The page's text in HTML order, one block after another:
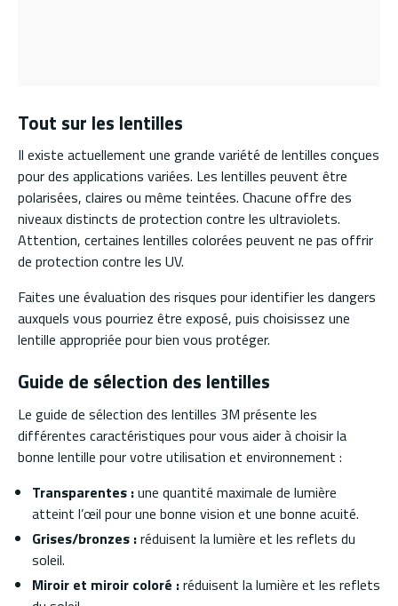
Tout sur les lentilles
Il existe actuellement une grande variété de lentilles conçues
pour des applications variées. Les lentilles peuvent être
polarisées, claires ou même teintées. Chacune offre des
niveaux distincts de protection contre les ultraviolets.
Attention, certaines lentilles colorées peuvent ne pas offrir
de protection contre les UV.
Faites une évaluation des risques pour identifier les dangers
auxquels vous pourriez être exposé, puis choisissez une
lentille appropriée pour bien vous protéger.
Guide de sélection des lentilles
Le guide de sélection des lentilles 3M présente les
différentes caractéristiques pour vous aider à choisir la
bonne lentille pour votre utilisation et environnement :
Transparentes :une quantité maximale de lumière
atteint l’œil pour une bonne vision et une bonne acuité.
Grises/bronzes :réduisent la lumière et les reflets du
soleil.
Miroir et miroir coloré :réduisent la lumière et les reflets